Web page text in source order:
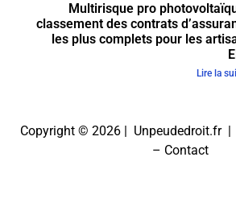
Multirisque pro
classement des contrats
les plus complets pour les
Lire la
Copyright © 2026 | Unpeudedroit.fr |
– Contact